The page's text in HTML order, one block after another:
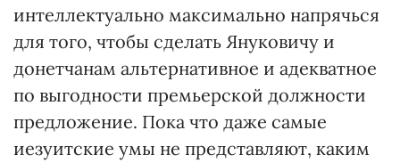
интеллектуально максимально напрячься
для того, чтобы сделать Януковичу и
донетчанам альтернативное и адекватное
по выгодности премьерской должности
предложение. Пока что даже самые
иезуитские умы не представляют, каким